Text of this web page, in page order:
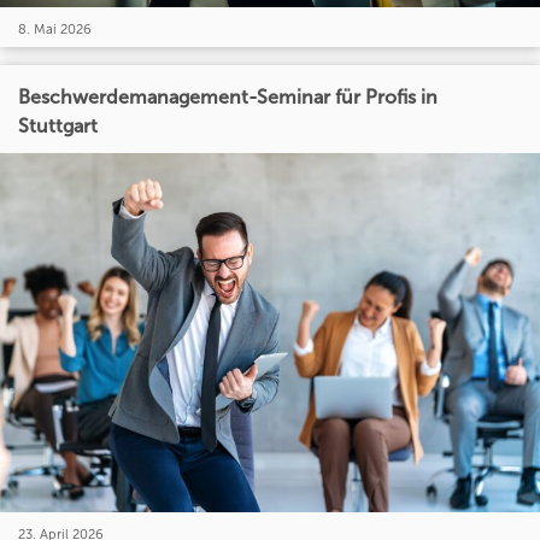
8. Mai 2026
Beschwerdemanagement-Seminar für Profis in
Stuttgart
23. April 2026